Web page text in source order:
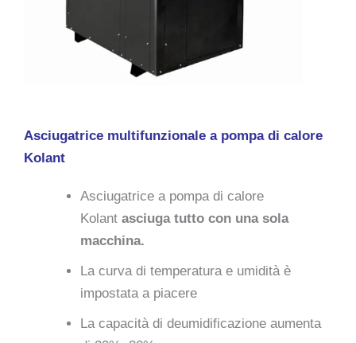
Asciugatrice multifunzionale a pompa di calore
Kolant
Asciugatrice a pompa di calore
Kolant asciuga tutto con una sola
macchina.
La curva di temperatura e umidità è
impostata a piacere
La capacità di deumidificazione aumenta